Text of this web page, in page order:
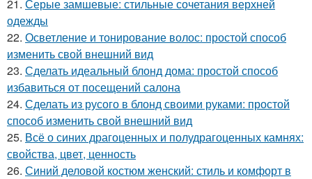
21. Серые замшевые: стильные сочетания верхней
одежды
22. Осветление и тонирование волос: простой способ
изменить свой внешний вид
23. Сделать идеальный блонд дома: простой способ
избавиться от посещений салона
24. Сделать из русого в блонд своими руками: простой
способ изменить свой внешний вид
25. Всё о синих драгоценных и полудрагоценных камнях:
свойства, цвет, ценность
26. Синий деловой костюм женский: стиль и комфорт в